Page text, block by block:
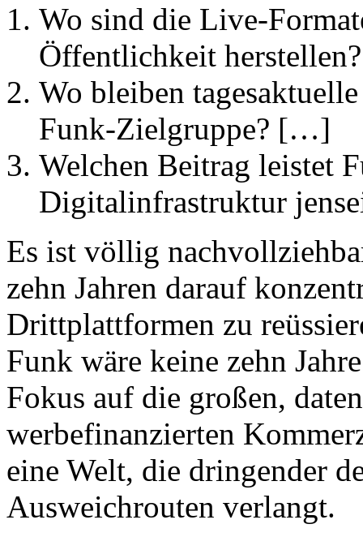
Wo sind die Live-
Öffentlichkeit
Wo bleiben
Funk-Zielgruppe? […]
Welchen Beitrag leistet
Digitalinfrastruktur
Es ist völlig
zehn Jahren darauf
Drittplattformen zu
Funk wäre keine zehn
Fokus auf die großen,
werbefinanzierten
eine Welt, die dringender
Ausweichrouten verlangt.